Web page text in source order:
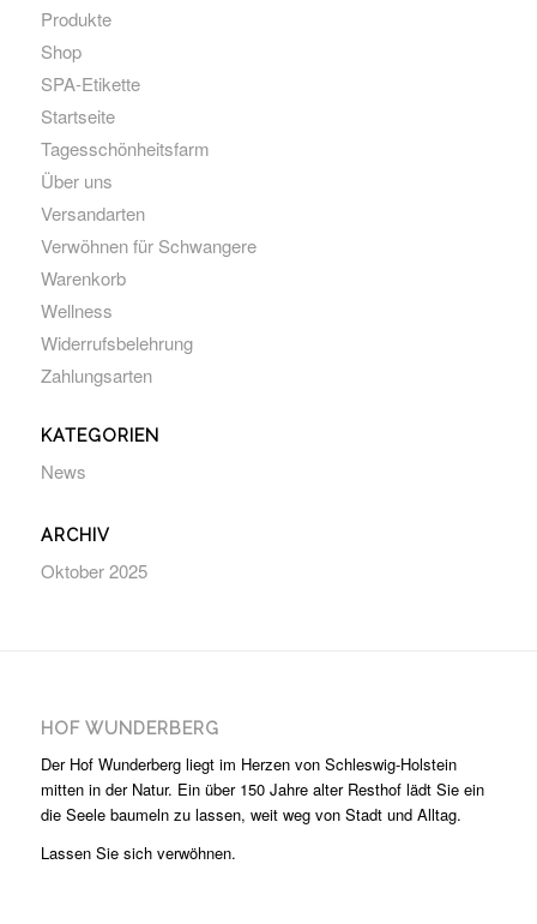
Produkte
Shop
SPA-Etikette
Startseite
Tagesschönheitsfarm
Über uns
Versandarten
Verwöhnen für Schwangere
Warenkorb
Wellness
Widerrufsbelehrung
Zahlungsarten
KATEGORIEN
News
ARCHIV
Oktober 2025
HOF WUNDERBERG
Der Hof Wunderberg liegt im Herzen von Schleswig-Holstein
mitten in der Natur. Ein über 150 Jahre alter Resthof lädt Sie ein
die Seele baumeln zu lassen, weit weg von Stadt und Alltag.
Lassen Sie sich verwöhnen.